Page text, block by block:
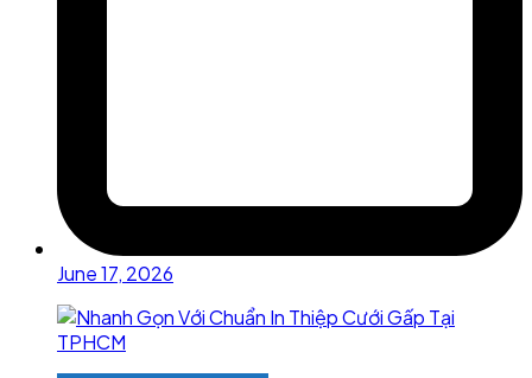
June 17, 2026